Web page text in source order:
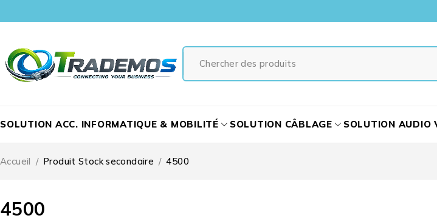
SOLUTION ACC. INFORMATIQUE & MOBILITÉ SOLUTION CÂBLAGE SOLUTION AUDIO
4500
Accueil / Produit Stock secondaire / 4500